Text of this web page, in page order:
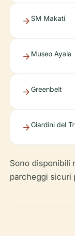
SM Makati
Museo Ayala
Greenbelt
Giardini del
Sono disponibili
parcheggi sicuri